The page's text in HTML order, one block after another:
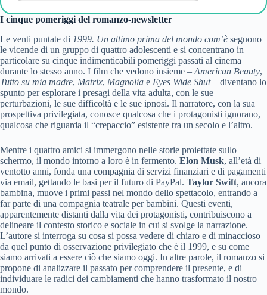
I cinque pomeriggi del romanzo-newsletter
Le venti puntate di 1999. Un attimo prima del mondo com’è seguono
le vicende di un gruppo di quattro adolescenti e si concentrano in
particolare su cinque indimenticabili pomeriggi passati al cinema
durante lo stesso anno. I film che vedono insieme – American Beauty,
Tutto su mia madre, Matrix, Magnolia e Eyes Wide Shut– diventano lo
spunto per esplorare i presagi della vita adulta, con le sue
perturbazioni, le sue difficoltà e le sue ipnosi. Il narratore, con la sua
prospettiva privilegiata, conosce qualcosa che i protagonisti ignorano,
qualcosa che riguarda il “crepaccio” esistente tra un secolo e l’altro.
Mentre i quattro amici si immergono nelle storie proiettate sullo
schermo, il mondo intorno a loro è in fermento. Elon Musk, all’età di
ventotto anni, fonda una compagnia di servizi finanziari e di pagamenti
via email, gettando le basi per il futuro di PayPal. Taylor Swift, ancora
bambina, muove i primi passi nel mondo dello spettacolo, entrando a
far parte di una compagnia teatrale per bambini. Questi eventi,
apparentemente distanti dalla vita dei protagonisti, contribuiscono a
delineare il contesto storico e sociale in cui si svolge la narrazione.
L’autore si interroga su cosa si possa vedere di chiaro e di minaccioso
da quel punto di osservazione privilegiato che è il 1999, e su come
siamo arrivati a essere ciò che siamo oggi. In altre parole, il romanzo si
propone di analizzare il passato per comprendere il presente, e di
individuare le radici dei cambiamenti che hanno trasformato il nostro
mondo.